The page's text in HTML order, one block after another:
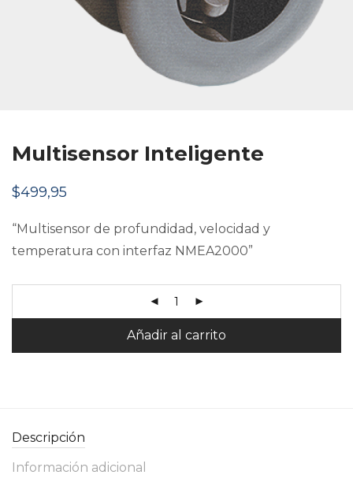
Multisensor Inteligente
$499,95
“Multisensor de profundidad, velocidad y
temperatura con interfaz NMEA2000”
Añadir al carrito
Descripción
Información adicional